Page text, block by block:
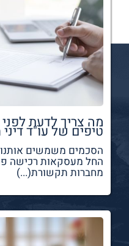
טיפים של עו"ד דיני
הסכמים משמשים אותנו
החל מעסקאות רכישה
מחברות תקשורת(...)